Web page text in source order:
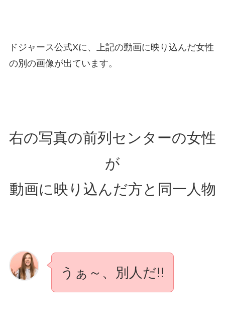
ドジャース公式Xに、上記の動画に映り込んだ女性
の別の画像が出ています。
右の写真の前列センターの女性
が
動画に映り込んだ方と同一人物
うぁ～、別人だ!!